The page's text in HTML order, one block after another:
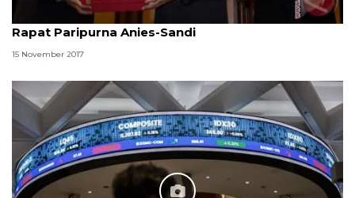
Rapat Paripurna Anies-Sandi
15 November 2017